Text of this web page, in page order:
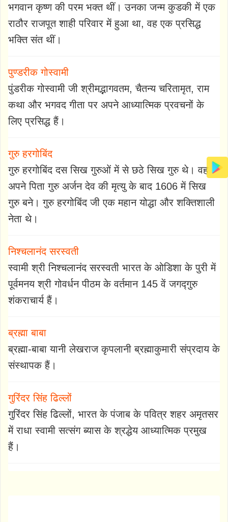
भगवान कृष्ण की परम भक्त थीं। उनका जन्म कुडकी में एक
राठौर राजपूत शाही परिवार में हुआ था, वह एक प्रसिद्ध
भक्ति संत थीं।
पुण्डरीक गोस्वामी
पुंडरीक गोस्वामी जी श्रीमद्भागवतम, चैतन्य चरितामृत, राम
कथा और भगवद गीता पर अपने आध्यात्मिक प्रवचनों के
लिए प्रसिद्ध हैं।
गुरु हरगोबिंद
गुरु हरगोबिंद दस सिख गुरुओं में से छठे सिख गुरु थे। वह
अपने पिता गुरु अर्जन देव की मृत्यु के बाद 1606 में सिख
गुरु बने। गुरु हरगोबिंद जी एक महान योद्धा और शक्तिशाली
नेता थे।
निश्चलानंद सरस्वती
स्वामी श्री निश्चलानंद सरस्वती भारत के ओडिशा के पुरी में
पूर्वमनय श्री गोवर्धन पीठम के वर्तमान 145 वें जगद्गुरु
शंकराचार्य हैं।
ब्रह्मा बाबा
ब्रह्मा-बाबा यानी लेखराज कृपलानी ब्रह्माकुमारी संप्रदाय के
संस्थापक हैं।
गुरिंदर सिंह ढिल्लों
गुरिंदर सिंह ढिल्लों, भारत के पंजाब के पवित्र शहर अमृतसर
में राधा स्वामी सत्संग ब्यास के श्रद्धेय आध्यात्मिक प्रमुख
हैं।